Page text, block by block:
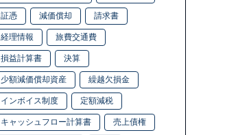
証憑 減価償却 請求書
経理情報 旅費交通費
損益計算書 決算
少額減価償却資産 繰越欠損金
インボイス制度 定額減税
キャッシュフロー計算書 売上債権